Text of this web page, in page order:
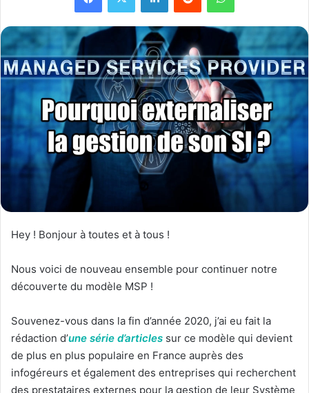
Hey ! Bonjour à toutes et à tous !
Nous voici de nouveau ensemble pour continuer notre
découverte du modèle MSP !
Souvenez-vous dans la fin d’année 2020, j’ai eu fait la
rédaction d’une série d’articles sur ce modèle qui devient
de plus en plus populaire en France auprès des
infogéreurs et également des entreprises qui recherchent
des prestataires externes pour la gestion de leur Système